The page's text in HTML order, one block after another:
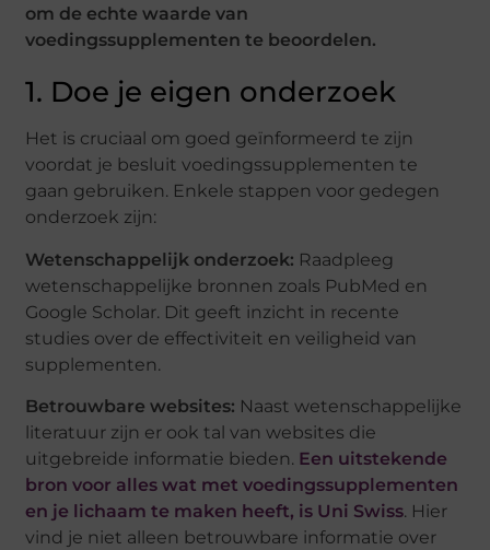
om de echte waarde van
voedingssupplementen te beoordelen.
1. Doe je eigen onderzoek
Het is cruciaal om goed geïnformeerd te zijn
voordat je besluit voedingssupplementen te
gaan gebruiken. Enkele stappen voor gedegen
onderzoek zijn:
Wetenschappelijk onderzoek: Raadpleeg
wetenschappelijke bronnen zoals PubMed en
Google Scholar. Dit geeft inzicht in recente
studies over de effectiviteit en veiligheid van
supplementen.
Betrouwbare websites: Naast wetenschappelijke
literatuur zijn er ook tal van websites die
uitgebreide informatie bieden. Een uitstekende
bron voor alles wat met voedingssupplementen
en je lichaam te maken heeft, is Uni Swiss. Hier
vind je niet alleen betrouwbare informatie over